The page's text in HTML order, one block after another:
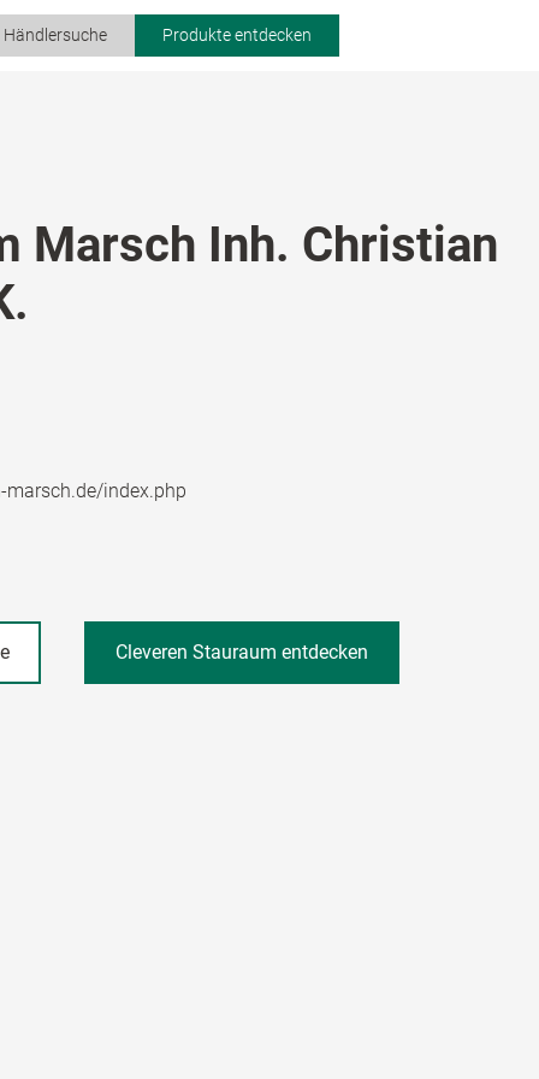
Produkte entdecken
Marsch Inh. Christian
index.php
Cleveren Stauraum entdecken